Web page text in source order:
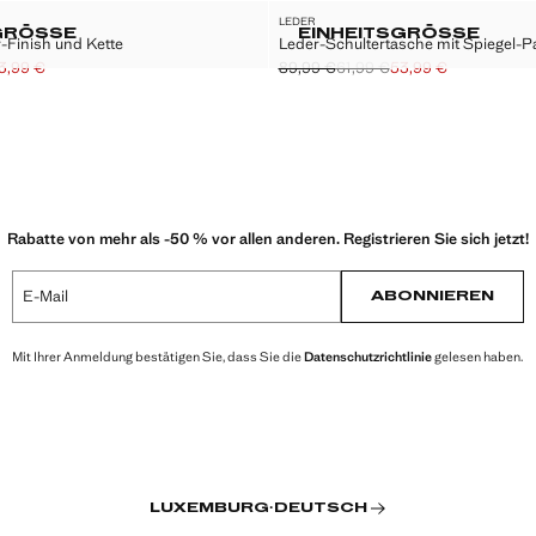
MIT GLITZER-FINISH UND KETTE
Finish und Kette
[39,99 € ]
[26,99 € ]
€ ]
€
Größen
EINHEITSGRÖSSE
LEDER-
LEDER
Leder-Schultertasche mit Spiegel-
Ausgangspreis durchgestrichen
89,99 €
Zweiter Preis durchgestrichen [61,99
61,99 €
Aktueller Preis [53,99 € ]
53,99 €
Rabatte von mehr als -50 % vor allen anderen. Registrieren Sie sich jetzt!
E-Mail ABONNIEREN
Mit Ihrer Anmeldung bestätigen Sie, dass Sie dieDatenschutzrichtliniegelesen haben.
LUXEMBURG· DEUTSCH